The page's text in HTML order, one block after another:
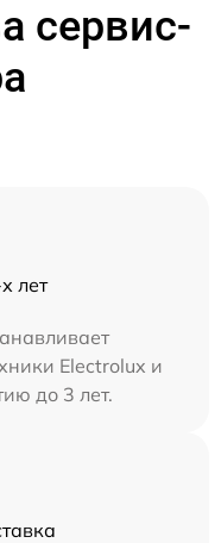
сервис-
лет
Electrolux и
до 3 лет.